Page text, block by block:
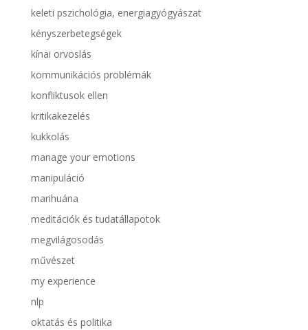
keleti pszichológia, energiagyógyászat
kényszerbetegségek
kínai orvoslás
kommunikációs problémák
konfliktusok ellen
kritikakezelés
kukkolás
manage your emotions
manipuláció
marihuána
meditációk és tudatállapotok
megvilágosodás
művészet
my experience
nlp
oktatás és politika